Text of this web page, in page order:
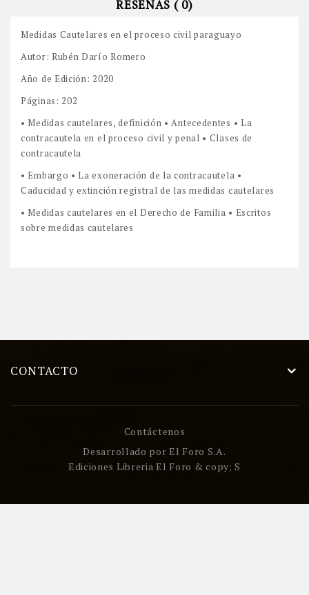
RESEÑAS ( 0)
Medidas Cautelares en el proceso civil paraguayo
Autor: Rubén Darío Romero
Año de Edición: 2020
Páginas: 202
• Medidas cautelares, definición • Antecedentes • La
contracautela en el proceso civil y penal • Clases de
contracautela
• Embargo • La exoneración de la contracautela •
Caducidad y extinción registral de las medidas cautelares
• Medidas cautelares en el Derecho de Familia • Escritos
sobre medidas cautelares
CONTACTO
Contáctenos
Desarrollado porEl Foro S.A.
Ediciones Libreria El Foro & copy; S